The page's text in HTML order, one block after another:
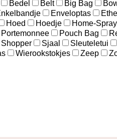
Bedel Belt Big Bag
Enveloptas
Hoed Hoedje Home-Spray
Portemonnee Pouch Bag
Shopper Sjaal Sleuteletui
Wierookstokjes Zeep